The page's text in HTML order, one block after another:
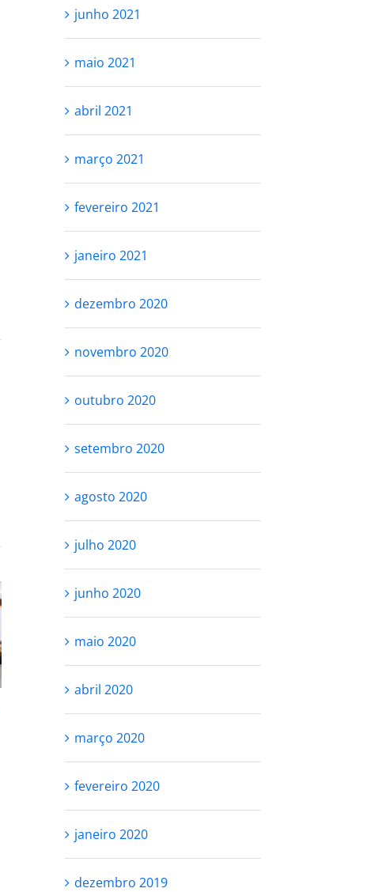
RESPEITE SEU
PROCESSO
outubro 27th, 2021
VOCÊ NÃO
SE AMAR
junho 2021
maio 2021
abril 2021
março 2021
fevereiro 2021
janeiro 2021
dezembro 2020
novembro 2020
outubro 2020
setembro 2020
agosto 2020
julho 2020
junho 2020
maio 2020
abril 2020
março 2020
fevereiro 2020
janeiro 2020
dezembro 2019